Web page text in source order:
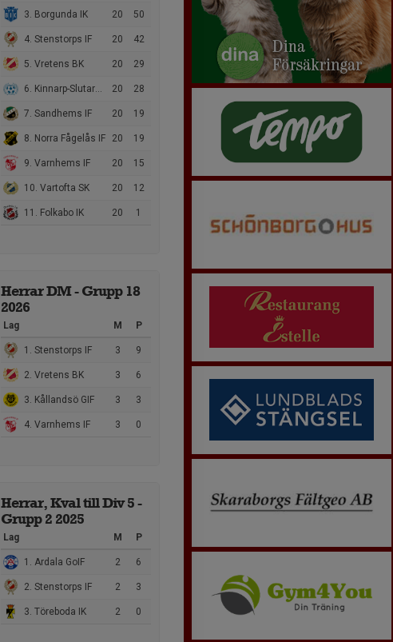
3. Borgunda IK 20 50
4. Stenstorps IF 20 42
5. Vretens BK 20 29
6. Kinnarp-Slutarps IF 20 28
7. Sandhems IF 20 19
8. Norra Fågelås IF 20 19
9. Varnhems IF 20 15
10. Vartofta SK 20 12
11. Folkabo IK 20 1
Herrar DM - Grupp 18
2026
Lag M P
1. Stenstorps IF 3 9
2. Vretens BK 3 6
3. Kållandsö GIF 3 3
4. Varnhems IF 3 0
Herrar, Kval till Div 5 -
Grupp 2 2025
Lag M P
1. Ardala GoIF 2 6
2. Stenstorps IF 2 3
3. Töreboda IK 2 0